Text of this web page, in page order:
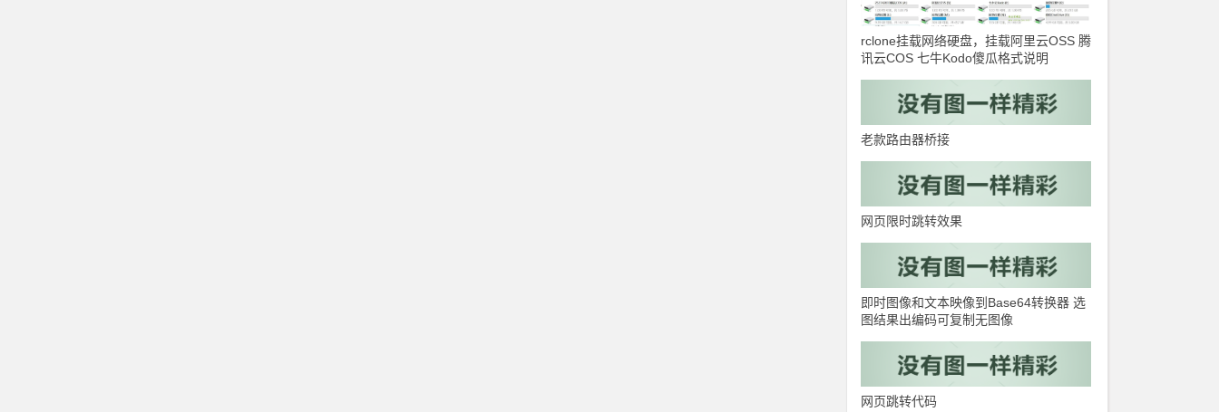
rclone挂载网络硬盘，挂载阿里云OSS 腾
讯云COS 七牛Kodo傻瓜格式说明
老款路由器桥接
网页限时跳转效果
即时图像和文本映像到Base64转换器 选
图结果出编码可复制无图像
网页跳转代码